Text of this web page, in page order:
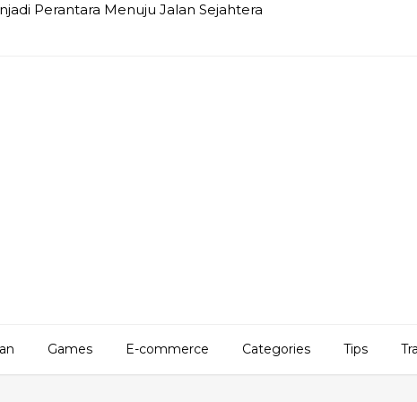
Perantara Menuju Jalan Sejahtera
Games E-commerce Categories Tips